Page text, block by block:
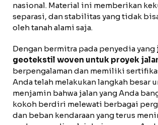
nasional. Material ini memberikan
separasi, dan stabilitas yang tidak
oleh tanah alami saja.
Dengan bermitra pada penyedia yang
geotekstil woven untuk proyek
berpengalaman dan memiliki
Anda telah melakukan langkah besar
menjamin bahwa jalan yang Anda
kokoh berdiri melewati berbagai
dan beban kendaraan yang terus